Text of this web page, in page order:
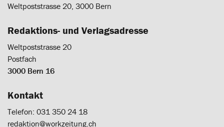
Weltpoststrasse 20, 3000 Bern
Redaktions- und Verlagsadresse
Weltpoststrasse 20
Postfach
3000 Bern 16
Kontakt
Telefon: 031 350 24 18
redaktion@workzeitung.ch